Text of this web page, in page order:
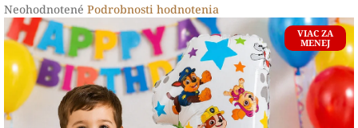
Priemerné
hodnotenie
produktu
je
0,0
hviezdičiek.
Neohodnotené Podrobnosti hodnotenia
VIAC ZA
MENEJ